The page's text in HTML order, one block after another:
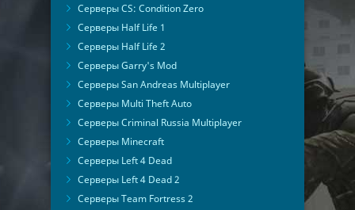
Серверы CS: Condition Zero
Серверы Half Life 1
Серверы Half Life 2
Серверы Garry's Mod
Серверы San Andreas Multiplayer
Серверы Multi Theft Auto
Серверы Criminal Russia Multiplayer
Серверы Minecraft
Серверы Left 4 Dead
Серверы Left 4 Dead 2
Серверы Team Fortress 2